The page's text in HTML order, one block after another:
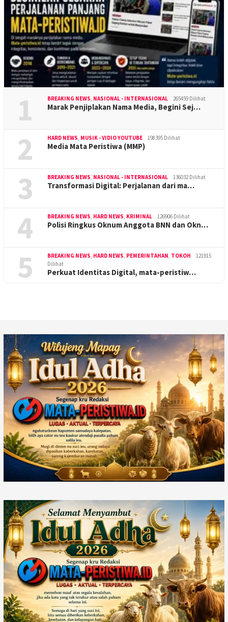
1 BREAKING NEWS NASIONAL - INTERNASIONAL 265459 Dilihat
Marak Penjiplakan Nama Media, Begini Sej…
2 HARD NEWS MUSIK - VIDIO YOUTUBE 198395 Dilihat
Media Mata Peristiwa (MMP)
3 BREAKING NEWS NASIONAL - INTERNASIONAL 136032 Dilihat
Transformasi Digital: Perjalanan dari ma…
4 BREAKING NEWS HARD NEWS KRIMINAL 126906 Dilihat
Polisi Ringkus Oknum Anggota BNN dan Okn…
5 BREAKING NEWS HARD NEWS PEMERINTAHAN TOKOH
121915
Dilihat
Perkuat Identitas Digital, mata-peristiw…